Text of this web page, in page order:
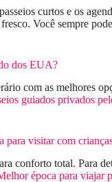
curtos e os
Você sempre
dos EUA?
com as melhores
guiados privados
para visitar com
conforto total. Para
época para viajar